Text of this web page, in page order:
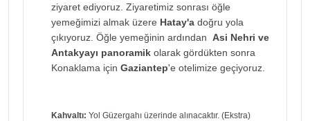
ziyaret ediyoruz. Ziyaretimiz sonrası öğle
yemeğimizi almak üzere Hatay'a doğru yola
çıkıyoruz. Öğle yemeğinin ardından Asi Nehri ve
Antakyayı panoramik olarak gördükten sonra
Konaklama için Gaziantep'e otelimize geçiyoruz.
Kahvaltı: Yol Güzergahı üzerinde alınacaktır. (Ekstra)